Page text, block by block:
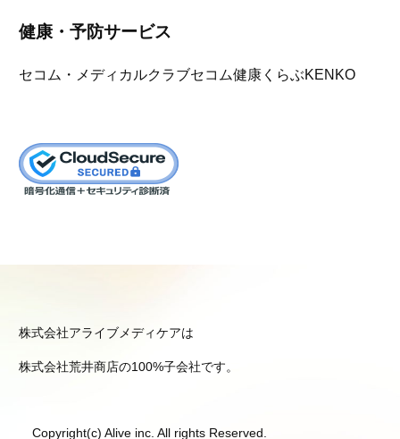
健康・予防サービス
セコム・メディカルクラブセコム健康くらぶKENKO
株式会社アライブメディケアは
株式会社荒井商店の100%子会社です。
Copyright(c) Alive inc. All rights Reserved.